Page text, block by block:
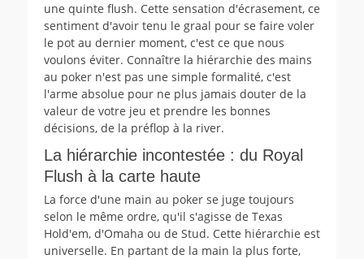
une quinte flush. Cette sensation d'écrasement, ce
sentiment d'avoir tenu le graal pour se faire voler
le pot au dernier moment, c'est ce que nous
voulons éviter. Connaître la hiérarchie des mains
au poker n'est pas une simple formalité, c'est
l'arme absolue pour ne plus jamais douter de la
valeur de votre jeu et prendre les bonnes
décisions, de la préflop à la river.
La hiérarchie incontestée : du Royal
Flush à la carte haute
La force d'une main au poker se juge toujours
selon le même ordre, qu'il s'agisse de Texas
Hold'em, d'Omaha ou de Stud. Cette hiérarchie est
universelle. En partant de la main la plus forte,